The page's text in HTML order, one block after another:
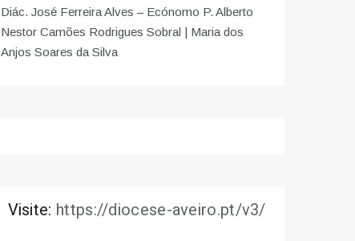
Diác. José Ferreira Alves – Ecónomo P. Alberto
Nestor Camões Rodrigues Sobral | Maria dos
Anjos Soares da Silva
Visite: https://diocese-aveiro.pt/v3/